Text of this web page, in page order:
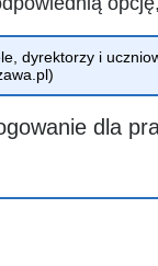
dyrektorzy i
dla